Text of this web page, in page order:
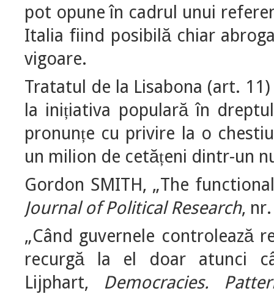
pot opune în cadrul unui
Italia fiind posibilă chiar
vigoare.
Tratatul de la Lisabona (art.
la inițiativa populară în
pronunțe cu privire la o
un milion de cetățeni dintr-un
Gordon SMITH, „The
Journal of Political Research,
„Când guvernele controlează
recurgă la el doar atunci
Lijphart, Democracies.